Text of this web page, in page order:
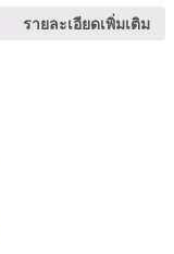
รายละเอียดเพิ่มเติม